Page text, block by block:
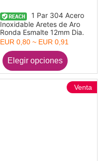
1 Par 304 Acero
Inoxidable Aretes de Aro
Ronda Esmalte 12mm Dia.
EUR 0,80 ~ EUR 0,91
Venta